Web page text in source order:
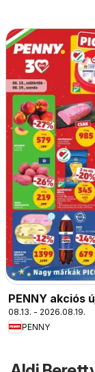
PENNY akciós
08.13. - 2026.08.19.
PENNY